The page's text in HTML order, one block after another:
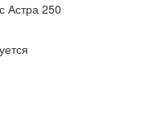
Астра 250